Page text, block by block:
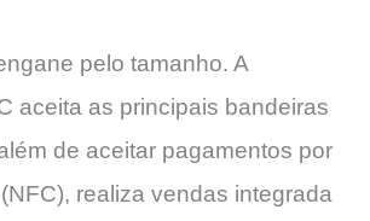
pelo tamanho. A
aceita as principais bandeiras
de aceitar pagamentos por
realiza vendas integrada